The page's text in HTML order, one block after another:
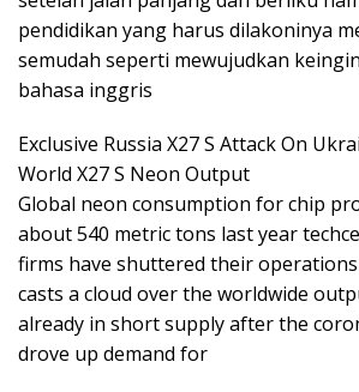
pendidikan yang harus dilakoninya
semudah seperti mewujudkan
bahasa inggris
Exclusive Russia X27 S Attack On
World X27 S Neon Output
Global neon consumption for chip
about 540 metric tons last year
firms have shuttered their
casts a cloud over the worldwide
already in short supply after the
drove up demand for